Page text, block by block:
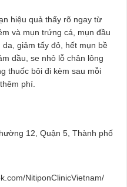
hiệu quả thấy rõ ngay từ
và mụn trứng cá, mụn đầu
giảm tấy đỏ, hết mụn bề
dầu, se nhỏ lỗ chân lông
thuốc bôi đi kèm sau mỗi
phí.
12, Quận 5, Thành phố
NitiponClinicVietnam/